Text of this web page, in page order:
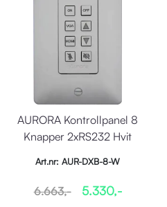
AURORA Kontrollpanel 8
Knapper 2xRS232 Hvit
Art.nr: AUR-DXB-8-W
6.663,- 5.330,-